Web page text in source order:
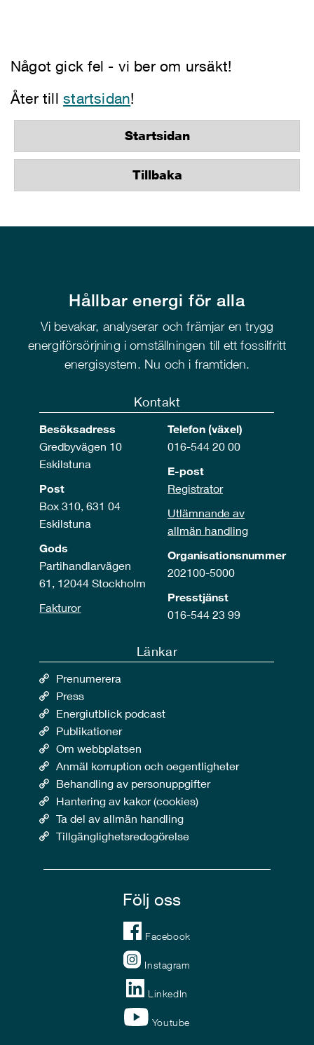
Något gick fel - vi ber om ursäkt!
Åter tillstartsidan!
Startsidan
Tillbaka
Hållbar energi för alla
Vi bevakar, analyserar och främjar en trygg
energiförsörjning i omställningen till ett fossilfritt
energisystem. Nu och i framtiden.
Kontakt
Besöksadress
Gredbyvägen 10
Eskilstuna
Post
Box 310, 631 04
Eskilstuna
Gods
Partihandlarvägen
61, 12044 Stockholm
Fakturor
Telefon (växel)
016-544 20 00
E-post
Registrator
Utlämnande av
allmän handling
Organisationsnummer
202100-5000
Presstjänst
016-544 23 99
Länkar
Prenumerera
Press
Energiutblick podcast
Publikationer
Om webbplatsen
Anmäl korruption och oegentligheter
Behandling av personuppgifter
Hantering av kakor (cookies)
Ta del av allmän handling
Tillgänglighetsredogörelse
Följ oss
Facebook
Instagram
LinkedIn
Youtube